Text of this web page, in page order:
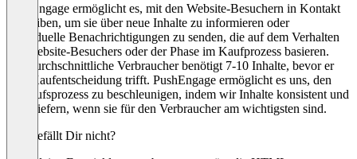
PushEngage ermöglicht es, mit den Website-Besuchern in Kontakt
zu bleiben, um sie über neue Inhalte zu informieren oder
individuelle Benachrichtigungen zu senden, die auf dem Verhalten
des Website-Besuchers oder der Phase im Kaufprozess basieren.
Der durchschnittliche Verbraucher benötigt 7-10 Inhalte, bevor er
eine Kaufentscheidung trifft. PushEngage ermöglicht es uns, den
Verkaufsprozess zu beschleunigen, indem wir Inhalte konsistent und
dann liefern, wenn sie für den Verbraucher am wichtigsten sind.
Was gefällt Dir nicht?